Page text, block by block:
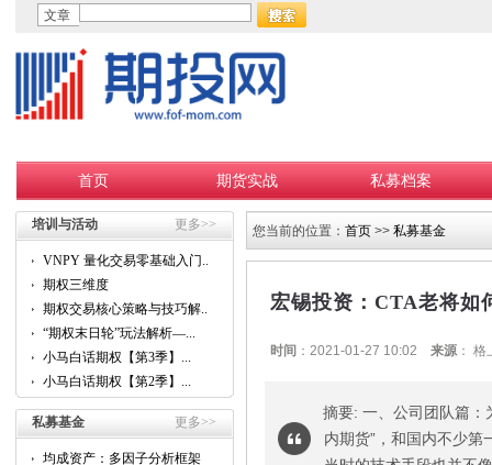
文章
首页 期货实战 私募档案
培训与活动 更多>>
VNPY 量化交易零基础入门...
期权三维度
期权交易核心策略与技巧解...
“期权末日轮”玩法解析—...
小马白话期权【第3季】...
小马白话期权【第2季】...
私募基金 更多>>
均成资产：多因子分析框架
您当前的位置： 首页 >> 私募基金
宏锡投资：CTA老将如
时间 ：2021-01-27 10:02 来源：
摘要: 一、公司团队篇：
内期货”，和国内不少